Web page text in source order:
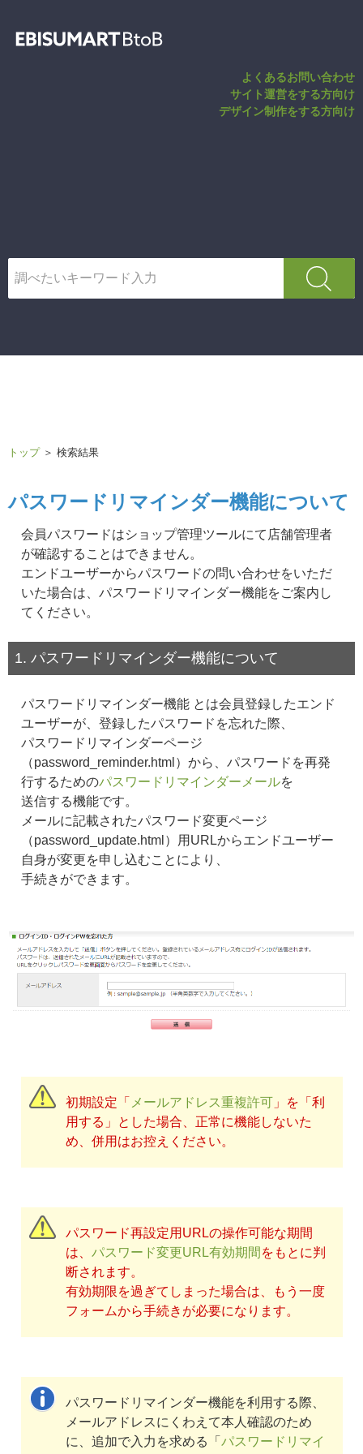
よくあるお問い合わせ
サイト運営をする方向け
デザイン制作をする方向け
トップ ＞ 検索結果
パスワードリマインダー機能について
会員パスワードはショップ管理ツールにて店舗管理者
が確認することはできません。
エンドユーザーからパスワードの問い合わせをいただ
いた場合は、パスワードリマインダー機能をご案内し
てください。
1. パスワードリマインダー機能について
パスワードリマインダー機能 とは会員登録したエンド
ユーザーが、登録したパスワードを忘れた際、
パスワードリマインダーページ
（password_reminder.html）から、パスワードを再発
行するためのパスワードリマインダーメールを
送信する機能です。
メールに記載されたパスワード変更ページ
（password_update.html）用URLからエンドユーザー
自身が変更を申し込むことにより、
手続きができます。
初期設定「 メールアドレス重複許可
」を「利
用する」とした場合、正常に機能しないた
め、併用はお控えください。
パスワード再設定用URLの操作可能な期間
は、 パスワード変更URL有効期間 をもとに判
断されます。
有効期限を過ぎてしまった場合は、もう一度
フォームから手続きが必要になります。
パスワードリマインダー機能を利用する際、
メールアドレスにくわえて本人確認のため
に、追加で入力を求める「 パスワードリマイ